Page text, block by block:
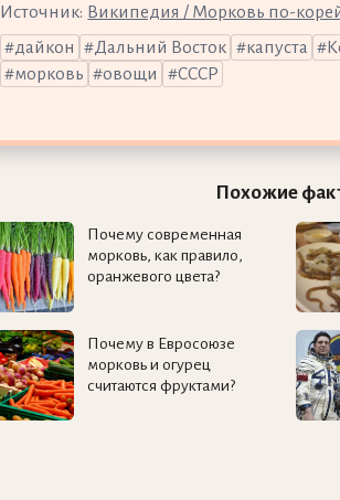
Источник: Википедия / Морковь по-
дайкон
Дальний Восток капуста
морковь
овощи СССР
Похожие
Почему современная
морковь, как правило,
оранжевого цвета?
Почему в Евросоюзе
морковь и огурец
считаются фруктами?